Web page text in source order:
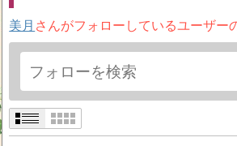
美月 さんがフォローしているユーザー